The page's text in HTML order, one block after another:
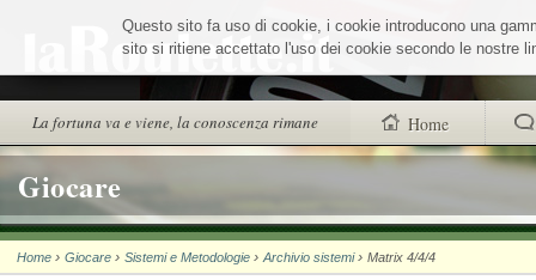
alla
navigazioneLa fortuna va e viene, la conoscenza rimane Home
trovi anche
Chi siamo
Wheel Quiz
Giocare
Questo sito fa uso di cookie, i cookie introducono una
sito si ritiene accettato l'uso dei cookie secondo le nostre
Home ›Giocare ›Sistemi e Metodologie ›Archivio sistemi ›Matrix 4/4/4